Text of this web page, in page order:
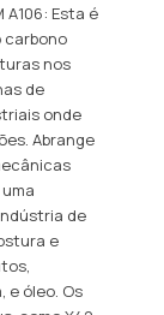
Esta é
carbono
nos
de
onde
Abrange
de
e
e óleo. Os